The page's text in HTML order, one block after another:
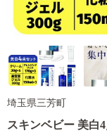
埼玉県三芳町
スキンベビー 美白